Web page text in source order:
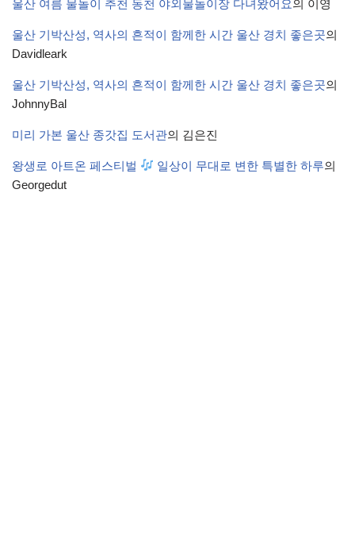
울산 여름 물놀이 추천 동천 야외물놀이장 다녀왔어요의 이영
울산 기박산성, 역사의 흔적이 함께한 시간 울산 경치 좋은곳의
Davidleark
울산 기박산성, 역사의 흔적이 함께한 시간 울산 경치 좋은곳의
JohnnyBal
미리 가본 울산 종갓집 도서관의 김은진
왕생로 아트온 페스티벌 일상이 무대로 변한 특별한 하루의
Georgedut